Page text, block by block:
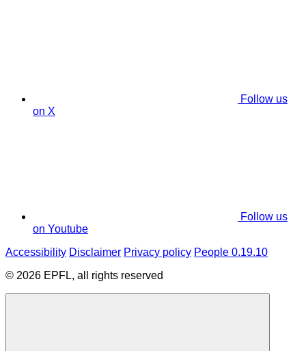
Follow us
on X
Follow us
on Youtube
Accessibility Disclaimer Privacy policy People 0.19.10
© 2026 EPFL, all rights reserved